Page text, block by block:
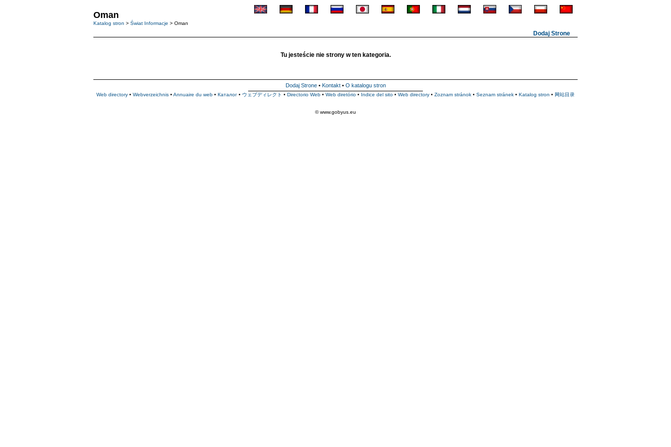
Oman
Katalog stron > Świat Informacje > Oman
Dodaj Strone
Tu jesteście nie strony w ten kategoria.
Dodaj Strone• Kontakt• O katalogu stron
Web directory • Webverzeichnis • Annuaire du web • Каталог • ウェブディレクト • Directorio Web • Web diretório • Indice del sito • Web directory • Zoznam stránok • Seznam stránek • Katalog stron • 网站目录
© www.gobyus.eu